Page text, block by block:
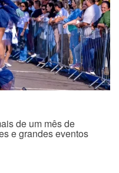
de um mês de
e grandes eventos